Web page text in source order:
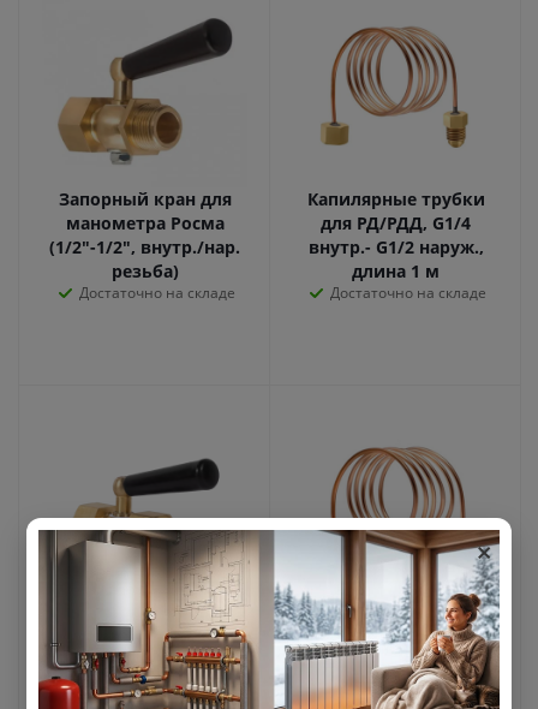
Запорный кран для
манометра Росма
(1/2"-1/2", внутр./нар.
резьба)
Достаточно на складе
Капилярные трубки
для РД/РДД, G1/4
внутр.- G1/2 наруж.,
длина 1 м
Достаточно на складе
Запорный кран для
манометра Росма
(М20х1,5-1/2", внутр./
внутр. резьба)
Капиллярная трубка
для РД/РДД, G1/4 - G1/4
(внутр. накидная
гайка - наруж.), длина
×